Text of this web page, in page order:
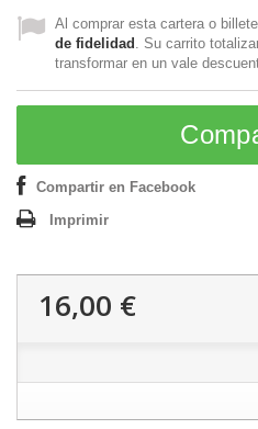
Al comprar esta cartera o
de fidelidad . Su carrito
transformar en un vale
Compartir en Facebook
Imprimir
16,00 €